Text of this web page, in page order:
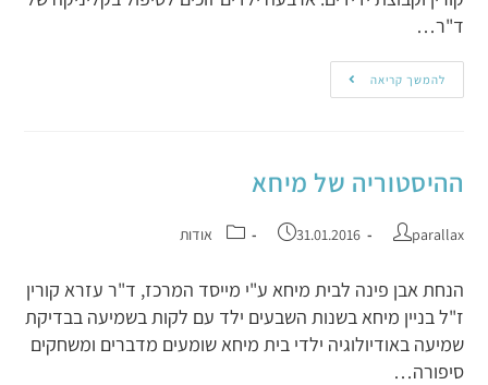
ד"ר…
להמשך קריאה
ההיסטוריה של מיחא
parallax
31.01.2016 אודות
הנחת אבן פינה לבית מיחא ע"י מייסד המרכז, ד"ר עזרא קורין
ז"ל בניין מיחא בשנות השבעים ילד עם לקות בשמיעה בבדיקת
שמיעה באודיולוגיה ילדי בית מיחא שומעים מדברים ומשחקים
סיפורה…